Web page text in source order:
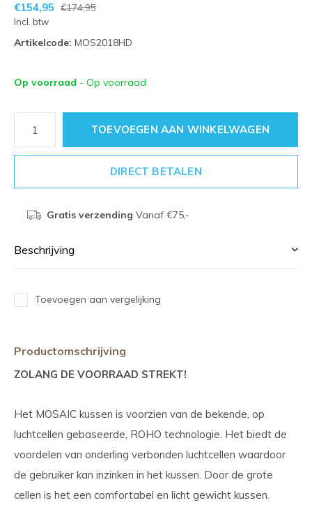
€154,95
€174,95
Incl. btw
Artikelcode: MOS2018HD
Op voorraad - Op voorraad
TOEVOEGEN AAN WINKELWAGEN
DIRECT BETALEN
Gratis verzending Vanaf €75,-
Beschrijving
Toevoegen aan vergelijking
Productomschrijving
ZOLANG DE VOORRAAD STREKT!
Het MOSAIC kussen is voorzien van de bekende, op
luchtcellen gebaseerde, ROHO technologie. Het biedt de
voordelen van onderling verbonden luchtcellen waardoor
de gebruiker kan inzinken in het kussen. Door de grote
cellen is het een comfortabel en licht gewicht kussen.